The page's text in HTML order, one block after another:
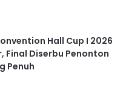
Hall Cup I 2026
Final Diserbu Penonton
Penuh